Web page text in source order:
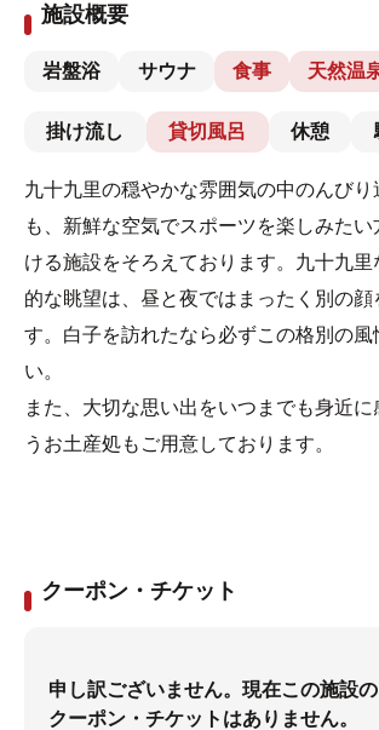
施設概要
岩盤浴 サウナ 食事 天然温
掛け流し 貸切風呂 休憩
九十九里の穏やかな雰囲気の中のんび
も、新鮮な空気でスポーツを楽しみた
ける施設をそろえております。九十九里
的な眺望は、昼と夜ではまったく別の顔
す。白子を訪れたなら必ずこの格別の風
い。
また、大切な思い出をいつまでも身近に
うお土産処もご用意しております。
クーポン・チケット
申し訳ございません。現在この施設の
クーポン・チケットはありません。